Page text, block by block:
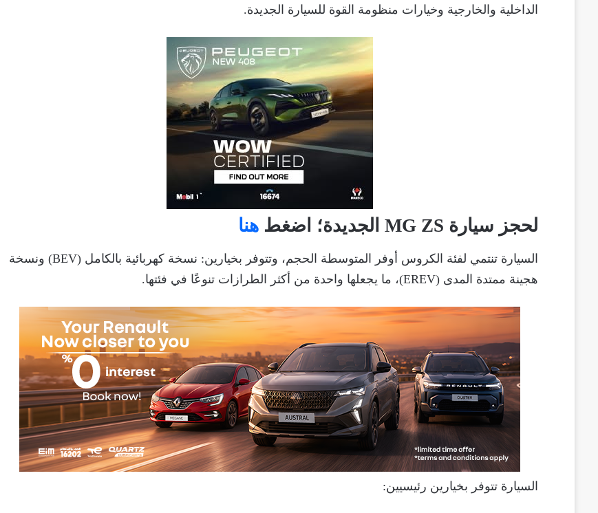
الداخلية والخارجية وخيارات منظومة القوة للسيارة الجديدة.
لحجز سيارة MG ZS الجديدة؛ اضغط هنا
السيارة تنتمي لفئة الكروس أوفر المتوسطة الحجم، وتتوفر بخيارين: نسخة كهربائية بالكامل (BEV) ونسخة
هجينة ممتدة المدى (EREV)، ما يجعلها واحدة من أكثر الطرازات تنوعًا في فئتها.
السيارة تتوفر بخيارين رئيسيين: